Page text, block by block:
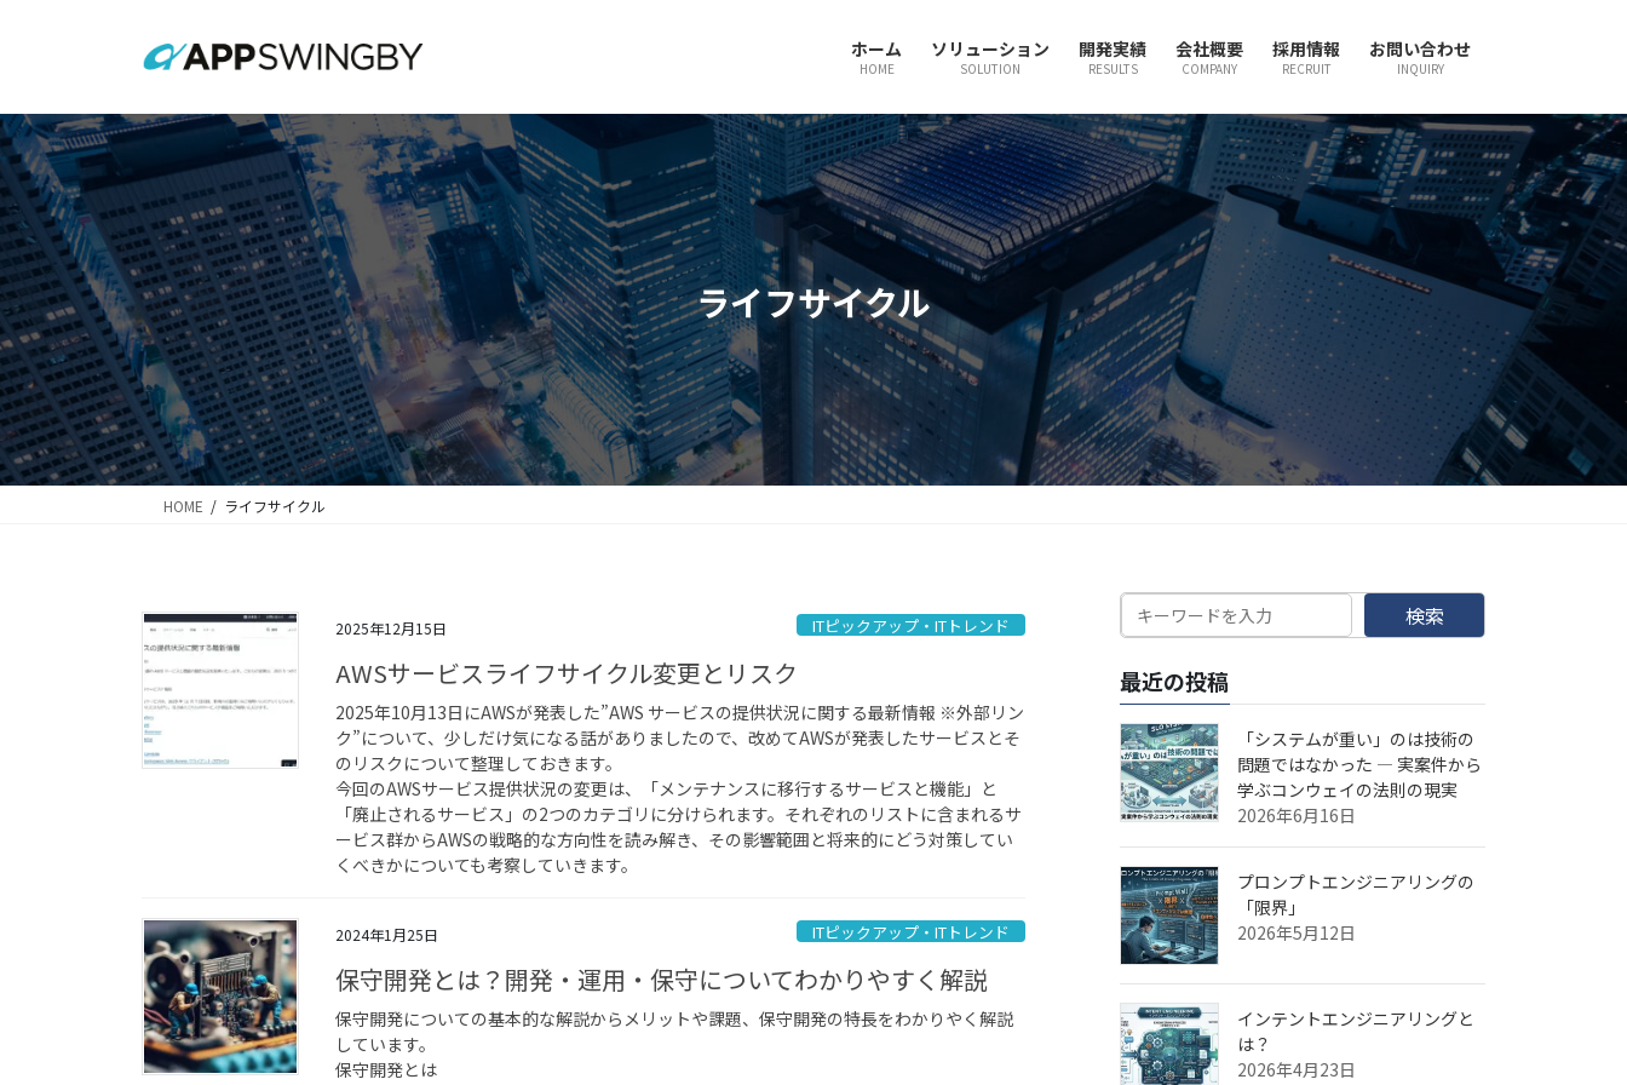
ツ
に
移
動
シ
ョ
ン
に
移
動
ホーム
HOME
ソリューション
SOLUTION
開発実績
RESULTS
会社概要
COMPANY
採用情報
RECRUIT
お問い合わせ
INQUIRY
ライフサイクル
HOME ライフサイクル
2025年12月15日 ITピックアップ・ITトレンド
AWSサービスライフサイクル変更とリスク
2025年10月13日にAWSが発表した”AWS サービスの提供状況に関する最新情報 ※外部リン
ク”について、少しだけ気になる話がありましたので、改めてAWSが発表したサービスとそ
のリスクについて整理しておきます。
今回のAWSサービス提供状況の変更は、「メンテナンスに移行するサービスと機能」と
「廃止されるサービス」の2つのカテゴリに分けられます。それぞれのリストに含まれるサ
ービス群からAWSの戦略的な方向性を読み解き、その影響範囲と将来的にどう対策してい
くべきかについても考察していきます。
2024年1月25日 ITピックアップ・ITトレンド
保守開発とは？開発・運用・保守についてわかりやすく解説
保守開発についての基本的な解説からメリットや課題、保守開発の特長をわかりやく解説
しています。
保守開発とは
検索
最近の投稿
「システムが重い」のは技術の
問題ではなかった — 実案件から
学ぶコンウェイの法則の現実
2026年6月16日
プロンプトエンジニアリングの
「限界」
2026年5月12日
インテントエンジニアリングと
は？
2026年4月23日